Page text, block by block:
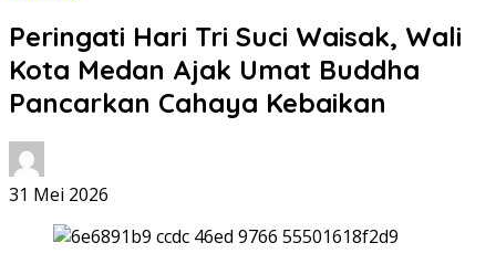
Peringati Hari Tri Suci Waisak, Wali
Kota Medan Ajak Umat Buddha
Pancarkan Cahaya Kebaikan
31 Mei 2026